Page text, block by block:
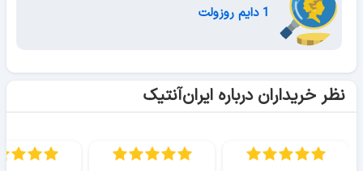
نظر خریداران درباره ایران‌آنتیک